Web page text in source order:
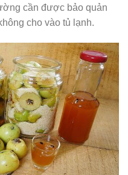
cần được bảo quản
cho vào tủ lạnh.